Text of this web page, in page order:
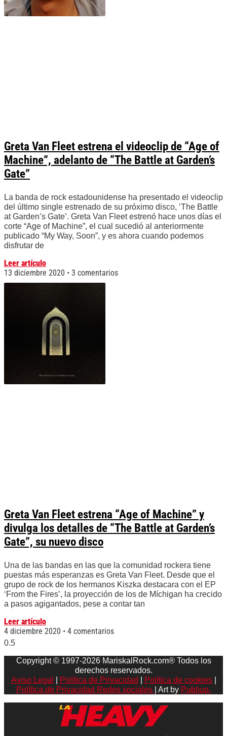
Greta Van Fleet estrena el videoclip de “Age of
Machine”, adelanto de “The Battle at Garden’s
Gate”
La banda de rock estadounidense ha presentado el videoclip
del último single estrenado de su próximo disco, ‘The Battle
at Garden’s Gate’. Greta Van Fleet estrenó hace unos días el
corte “Age of Machine”, el cual sucedió al anteriormente
publicado “My Way, Soon”, y es ahora cuando podemos
disfrutar de
Leer artículo
13 diciembre 2020
3 comentarios
Greta Van Fleet estrena “Age of Machine” y
divulga los detalles de “The Battle at Garden’s
Gate”, su nuevo disco
Una de las bandas en las que la comunidad rockera tiene
puestas más esperanzas es Greta Van Fleet. Desde que el
grupo de rock de los hermanos Kiszka destacara con el EP
‘From the Fires’, la proyección de los de Míchigan ha crecido
a pasos agigantados, pese a contar tan
Leer artículo
4 diciembre 2020
4 comentarios
Copyright © 1997-2026 MariskalRock.com® Todos los
derechos reservados.
Aviso Legal
Política de Privacidad Política de cookies|
Política de Privacidad Redes sociales
| Art by Publiup.